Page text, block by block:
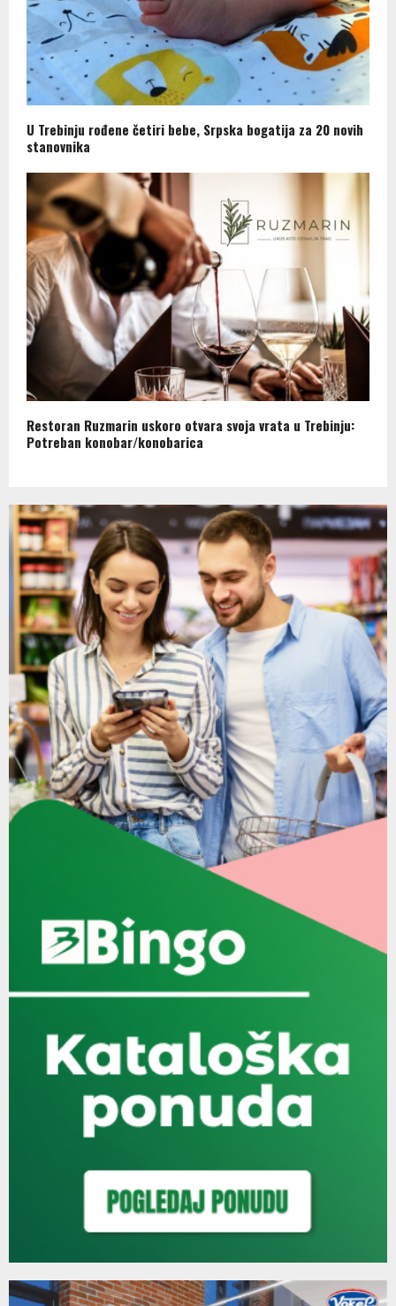
U Trebinju rođene četiri bebe, Srpska bogatija za 20 novih
stanovnika
Restoran Ruzmarin uskoro otvara svoja vrata u Trebinju:
Potreban konobar/konobarica